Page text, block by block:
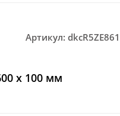
Артикул: dkcR5ZE861
x 100 мм